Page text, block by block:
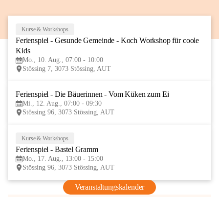
AUG
Kurse & Workshops
Ferienspiel - Gesunde Gemeinde - Koch Workshop für coole
Kids
Mo., 10. Aug., 07:00 - 10:00
Stössing 7, 3073 Stössing, AUT
Ferienspiel - Die Bäuerinnen - Vom Küken zum Ei
Mi., 12. Aug., 07:00 - 09:30
Stössing 96, 3073 Stössing, AUT
Kurse & Workshops
Ferienspiel - Bastel Gramm
Mo., 17. Aug., 13:00 - 15:00
Stössing 96, 3073 Stössing, AUT
Veranstaltungskalender